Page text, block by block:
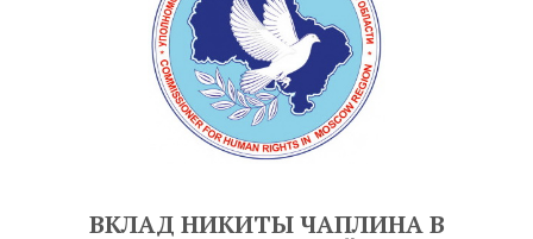
ВКЛАД НИКИТЫ ЧАПЛИНА В